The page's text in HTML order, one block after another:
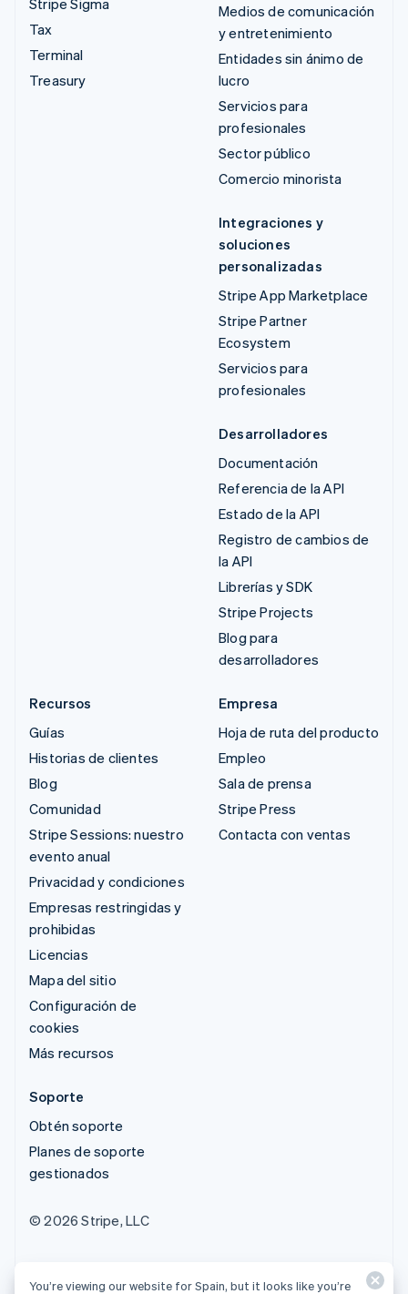
Tax
Terminal
Treasury
Medios de comunicación
y entretenimiento
Entidades sin ánimo de
lucro
Servicios para
profesionales
Sector público
Comercio minorista
Integraciones y
soluciones
personalizadas
Stripe App Marketplace
Stripe Partner
Ecosystem
Servicios para
profesionales
Desarrolladores
Documentación
Referencia de la API
Estado de la API
Registro de cambios de
la API
Librerías y SDK
Stripe Projects
Blog para
desarrolladores
Recursos
Guías
Historias de clientes
Blog
Comunidad
Stripe Sessions: nuestro
evento anual
Privacidad y condiciones
Empresas restringidas y
prohibidas
Licencias
Mapa del sitio
Configuración de
cookies
Más recursos
Empresa
Hoja de ruta del producto
Empleo
Sala de prensa
Stripe Press
Contacta con ventas
Soporte
Obtén soporte
Planes de soporte
gestionados
© 2026 Stripe, LLC
You’re viewing our website for Spain, but it looks like you’re